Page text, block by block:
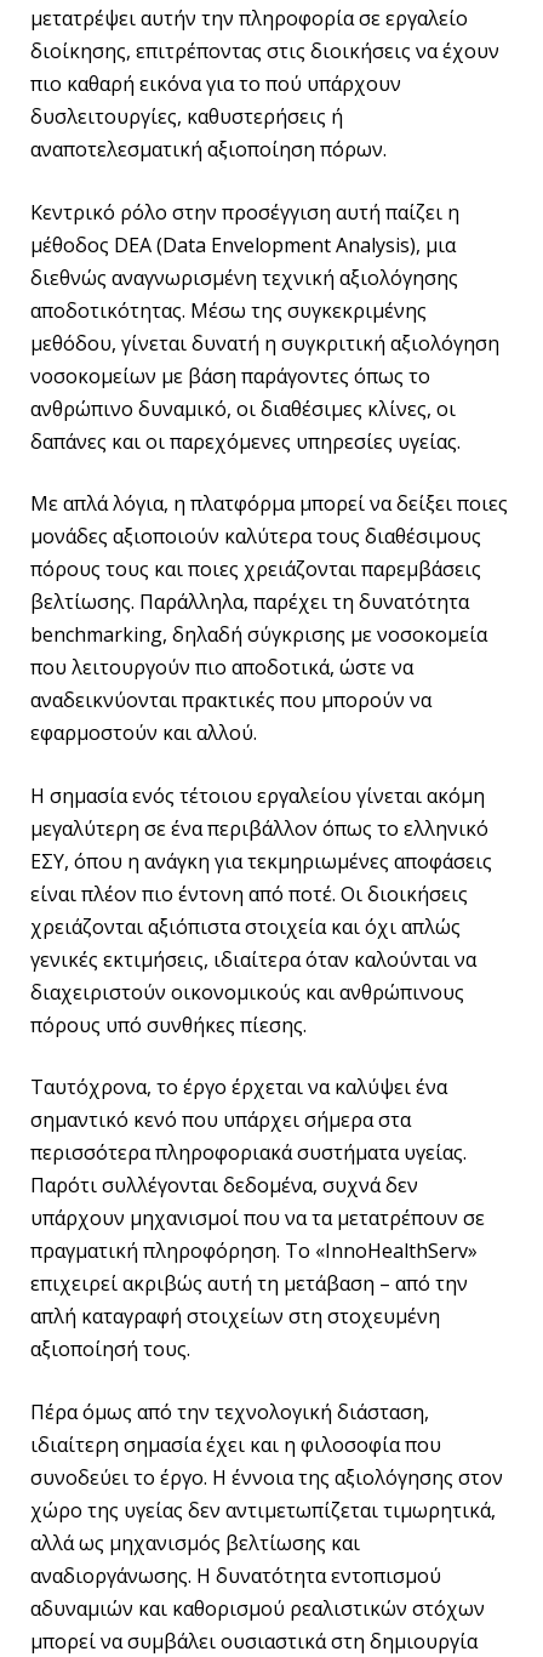
μετατρέψει αυτήν την πληροφορία σε εργαλείο
διοίκησης, επιτρέποντας στις διοικήσεις να έχουν
πιο καθαρή εικόνα για το πού υπάρχουν
δυσλειτουργίες, καθυστερήσεις ή
αναποτελεσματική αξιοποίηση πόρων.
Κεντρικό ρόλο στην προσέγγιση αυτή παίζει η
μέθοδος DEA (Data Envelopment Analysis), μια
διεθνώς αναγνωρισμένη τεχνική αξιολόγησης
αποδοτικότητας. Μέσω της συγκεκριμένης
μεθόδου, γίνεται δυνατή η συγκριτική αξιολόγηση
νοσοκομείων με βάση παράγοντες όπως το
ανθρώπινο δυναμικό, οι διαθέσιμες κλίνες, οι
δαπάνες και οι παρεχόμενες υπηρεσίες υγείας.
Με απλά λόγια, η πλατφόρμα μπορεί να δείξει ποιες
μονάδες αξιοποιούν καλύτερα τους διαθέσιμους
πόρους τους και ποιες χρειάζονται παρεμβάσεις
βελτίωσης. Παράλληλα, παρέχει τη δυνατότητα
benchmarking, δηλαδή σύγκρισης με νοσοκομεία
που λειτουργούν πιο αποδοτικά, ώστε να
αναδεικνύονται πρακτικές που μπορούν να
εφαρμοστούν και αλλού.
Η σημασία ενός τέτοιου εργαλείου γίνεται ακόμη
μεγαλύτερη σε ένα περιβάλλον όπως το ελληνικό
ΕΣΥ, όπου η ανάγκη για τεκμηριωμένες αποφάσεις
είναι πλέον πιο έντονη από ποτέ. Οι διοικήσεις
χρειάζονται αξιόπιστα στοιχεία και όχι απλώς
γενικές εκτιμήσεις, ιδιαίτερα όταν καλούνται να
διαχειριστούν οικονομικούς και ανθρώπινους
πόρους υπό συνθήκες πίεσης.
Ταυτόχρονα, το έργο έρχεται να καλύψει ένα
σημαντικό κενό που υπάρχει σήμερα στα
περισσότερα πληροφοριακά συστήματα υγείας.
Παρότι συλλέγονται δεδομένα, συχνά δεν
υπάρχουν μηχανισμοί που να τα μετατρέπουν σε
πραγματική πληροφόρηση. Το «InnoHealthServ»
επιχειρεί ακριβώς αυτή τη μετάβαση – από την
απλή καταγραφή στοιχείων στη στοχευμένη
αξιοποίησή τους.
Πέρα όμως από την τεχνολογική διάσταση,
ιδιαίτερη σημασία έχει και η φιλοσοφία που
συνοδεύει το έργο. Η έννοια της αξιολόγησης στον
χώρο της υγείας δεν αντιμετωπίζεται τιμωρητικά,
αλλά ως μηχανισμός βελτίωσης και
αναδιοργάνωσης. Η δυνατότητα εντοπισμού
αδυναμιών και καθορισμού ρεαλιστικών στόχων
μπορεί να συμβάλει ουσιαστικά στη δημιουργία